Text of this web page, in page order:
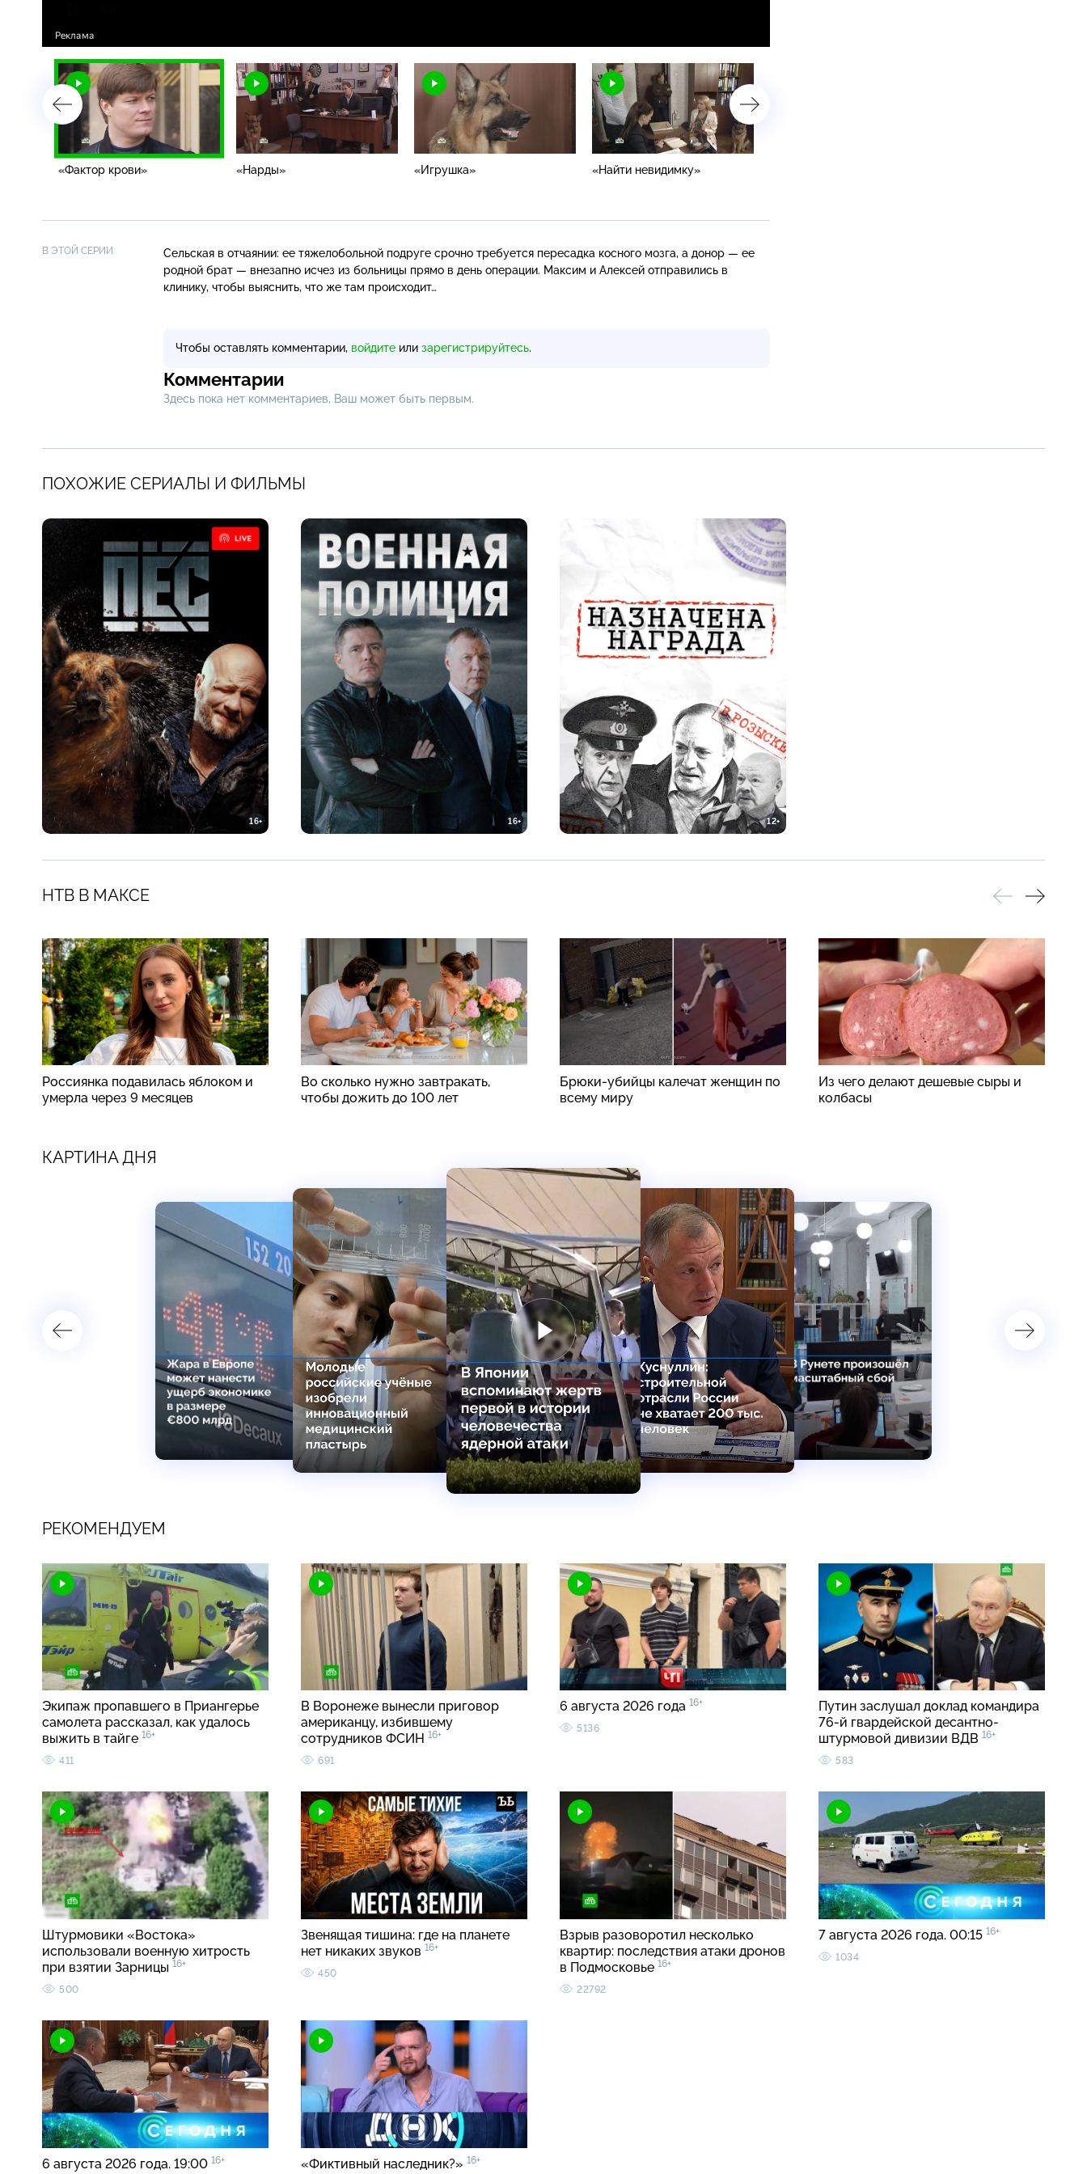
«Фактор крови» «Нарды» «Игрушка» «Найти невидимку»
В ЭТОЙ СЕРИИ:
Сельская в отчаянии: ее тяжелобольной подруге срочно требуется пересадка косного мозга, а донор — ее
родной брат — внезапно исчез из больницы прямо в день операции. Максим и Алексей отправились в
клинику, чтобы выяснить, что же там происходит…
Чтобы оставлять комментарии, войдите или зарегистрируйтесь.
Комментарии
Здесь пока нет комментариев, Ваш может быть первым.
ПОХОЖИЕ СЕРИАЛЫ И ФИЛЬМЫ
16+ 16+ 12+
НТВ В МАКСЕ
Россиянка подавилась яблоком и
умерла через 9 месяцев
Во сколько нужно завтракать,
чтобы дожить до 100 лет
Брюки-убийцы калечат женщин по
всему миру
Из чего делают дешевые сыры и
колбасы
КАРТИНА ДНЯ
РЕКОМЕНДУЕМ
Экипаж пропавшего в Приангерье
самолета рассказал, как удалось
выжить в тайге 16+
411
В Воронеже вынесли приговор
американцу, избившему
сотрудников ФСИН 16+
691
6 августа 2026 года 16+
5136
Путин заслушал доклад командира
76-й гвардейской десантно-
штурмовой дивизии ВДВ 16+
583
Штурмовики «Востока»
использовали военную хитрость
при взятии Зарницы 16+
500
Звенящая тишина: где на планете
нет никаких звуков 16+
450
Взрыв разоворотил несколько
квартир: последствия атаки дронов
в Подмосковье 16+
22792
7 августа 2026 года. 00:15 16+
1034
6 августа 2026 года. 19:00 16+ «Фиктивный наследник?» 16+